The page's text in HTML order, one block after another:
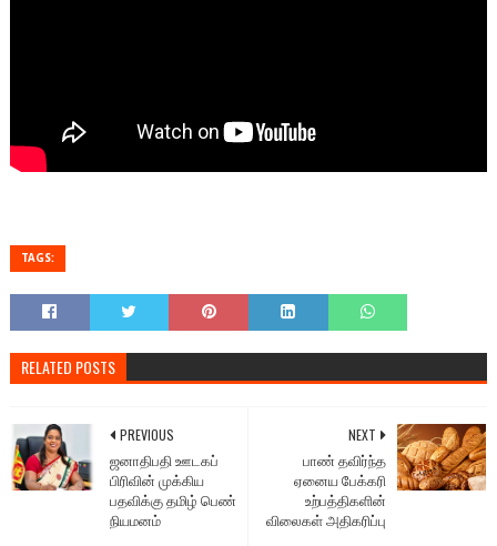
TAGS:
RELATED POSTS
NEXT
பாண் தவிர்ந்த
ஏனைய பேக்கரி
உற்பத்திகளின்
விலைகள் அதிகரிப்பு
PREVIOUS
ஜனாதிபதி ஊடகப்
பிரிவின் முக்கிய
பதவிக்கு தமிழ் பெண்
நியமனம்